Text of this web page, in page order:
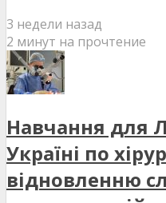
3 недели назад
2 минут на прочтение
Навчання для
Україні по
відновленню